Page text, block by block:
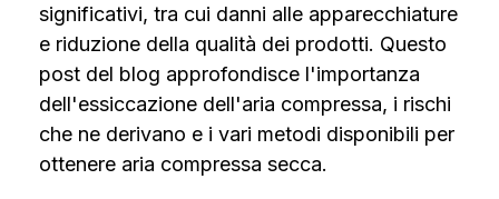
significativi, tra cui danni alle apparecchiature
e riduzione della qualità dei prodotti. Questo
post del blog approfondisce l'importanza
dell'essiccazione dell'aria compressa, i rischi
che ne derivano e i vari metodi disponibili per
ottenere aria compressa secca.